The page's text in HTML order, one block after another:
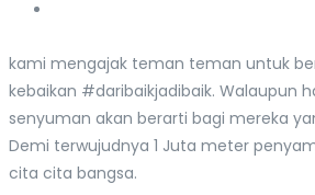
kami mengajak teman teman untuk
kebaikan #daribaikjadibaik. Walaupun
senyuman akan berarti bagi mereka
Demi terwujudnya 1 Juta meter
cita cita bangsa.